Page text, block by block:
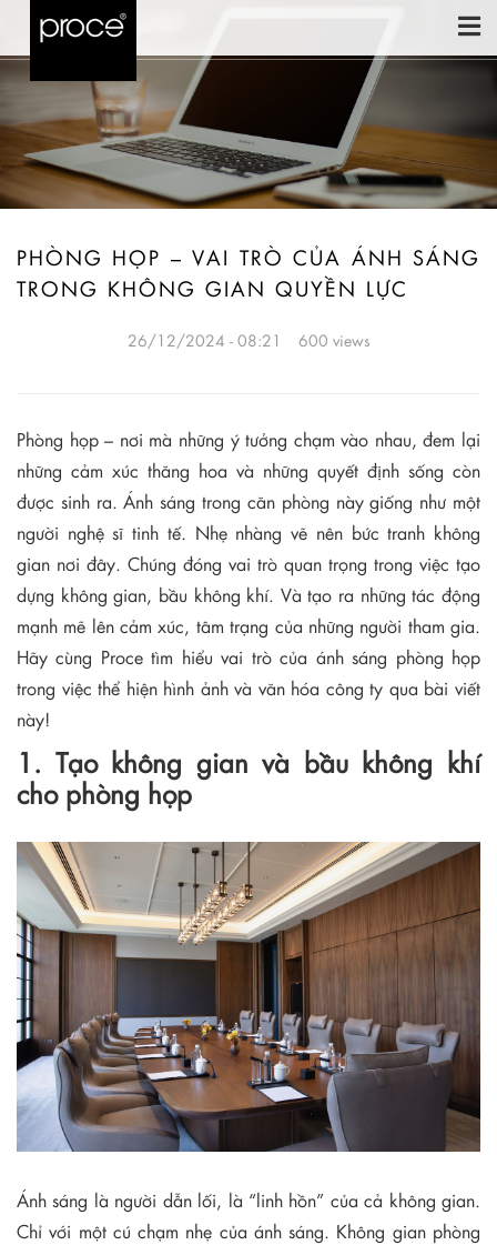
PHÒNG HỌP – VAI TRÒ CỦA ÁNH SÁNG
TRONG KHÔNG GIAN QUYỀN LỰC
26/12/2024 - 08:21 600 views
Phòng họp – nơi mà những ý tưởng chạm vào nhau, đem lại
những cảm xúc thăng hoa và những quyết định sống còn
được sinh ra. Ánh sáng trong căn phòng này giống như một
người nghệ sĩ tinh tế. Nhẹ nhàng vẽ nên bức tranh không
gian nơi đây. Chúng đóng vai trò quan trọng trong việc tạo
dựng không gian, bầu không khí. Và tạo ra những tác động
mạnh mẽ lên cảm xúc, tâm trạng của những người tham gia.
Hãy cùng Proce tìm hiểu vai trò của ánh sáng phòng họp
trong việc thể hiện hình ảnh và văn hóa công ty qua bài viết
này!
1. Tạo không gian và bầu không khí
cho phòng họp
Ánh sáng là người dẫn lối, là “linh hồn” của cả không gian.
Chỉ với một cú chạm nhẹ của ánh sáng. Không gian phòng